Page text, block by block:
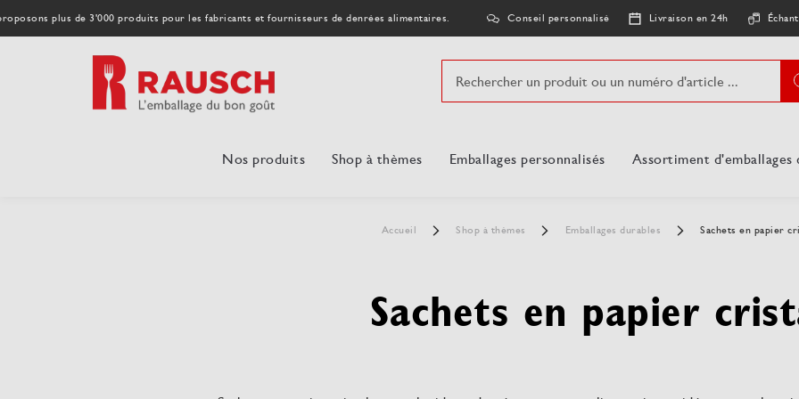
plus de 3'000 produits pour les fabricants et fournisseurs de denrées alimentaires. Conseil personnalisé Livraison en 24h
Nos produits Shop à thèmes Emballages personnalisés Assortiment d'emballages
Accueil Shop à thèmes Emballages durables Sachets en papier
Sachets en papier